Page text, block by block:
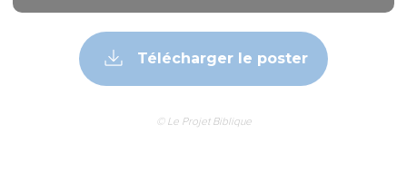
Télécharger le poster
© Le Projet Biblique